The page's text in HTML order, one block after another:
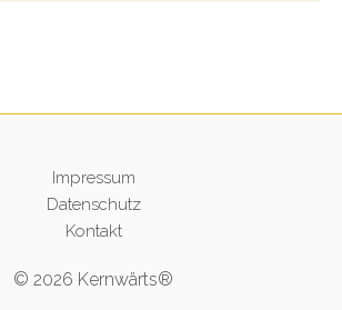
Impressum
Datenschutz
Kontakt
© 2026 Kernwärts®